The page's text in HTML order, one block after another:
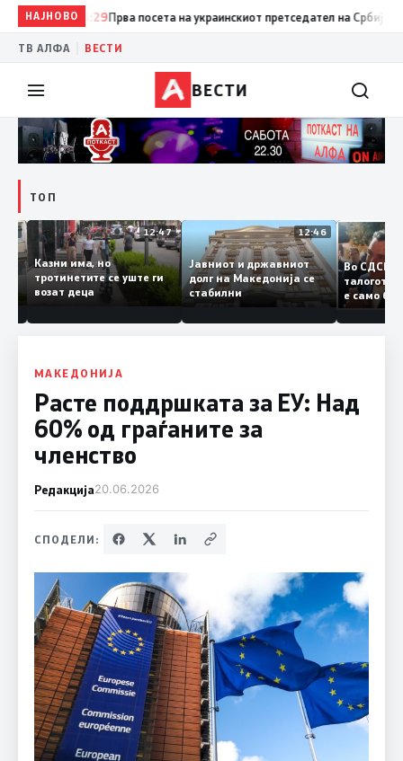
НАЈНОВО
15:29 Прва посета на украинскиот претседател на Србија:
ТВ АЛФА ВЕСТИ
ВЕСТИ
ТОП
12:50
и
12:47
Казни има, но
тротинетите се уште ги
возат деца
12:46
Јавниот и државниот
долг на Македонија се
стабилни
Во
е само
копија
Заев
МАКЕДОНИЈА
Расте поддршката за ЕУ: Над
60% од граѓаните за
членство
Редакција20.06.2026
СПОДЕЛИ: